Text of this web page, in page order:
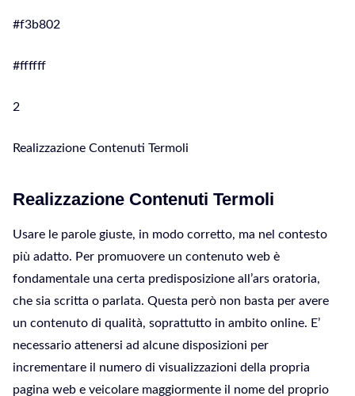
#f3b802
#ffffff
2
Realizzazione Contenuti Termoli
Realizzazione Contenuti Termoli
Usare le parole giuste, in modo corretto, ma nel contesto
più adatto. Per promuovere un contenuto web è
fondamentale una certa predisposizione all’ars oratoria,
che sia scritta o parlata. Questa però non basta per avere
un contenuto di qualità, soprattutto in ambito online. E’
necessario attenersi ad alcune disposizioni per
incrementare il numero di visualizzazioni della propria
pagina web e veicolare maggiormente il nome del proprio